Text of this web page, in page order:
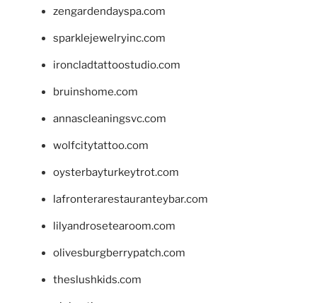
zengardendayspa.com
sparklejewelryinc.com
ironcladtattoostudio.com
bruinshome.com
annascleaningsvc.com
wolfcitytattoo.com
oysterbayturkeytrot.com
lafronterarestauranteybar.com
lilyandrosetearoom.com
olivesburgberrypatch.com
theslushkids.com